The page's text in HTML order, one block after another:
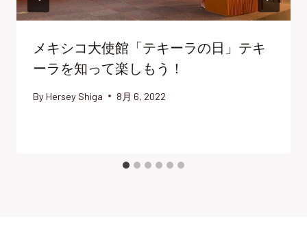
メキシコ大使館「テキーラの日」テキ
ーラを知って楽しもう！
By Hersey Shiga 8月 6, 2022